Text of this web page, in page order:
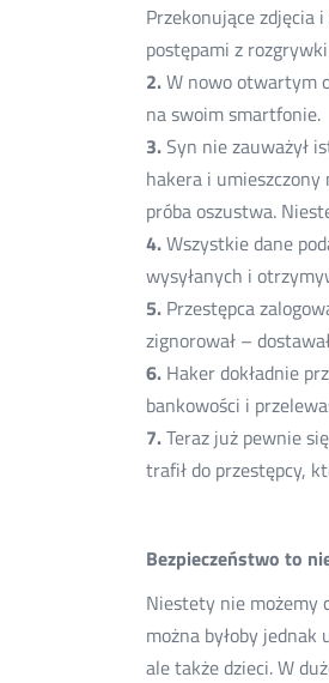
Przekonujące zdjęcia
postępami z
2.W nowo otwartym
na swoim smartfonie.
3.Syn nie zauważył
hakera i
próba oszustwa.
4.Wszystkie dane
wysyłanych i
5. Przestępca
zignorował –
6. Haker dokładnie
bankowości i
7.Teraz już pewnie
trafił do przestępcy,
Bezpieczeństwo to
Niestety nie możemy
można byłoby
ale także dzieci. W